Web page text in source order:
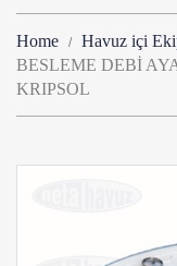
Home Havuz içi
BESLEME DEBİ
KRIPSOL